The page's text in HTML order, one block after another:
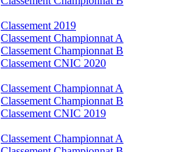
Classement 2019
Classement Championnat A
Classement Championnat B
Classement CNIC 2020
Classement Championnat A
Classement Championnat B
Classement CNIC 2019
Classement Championnat A